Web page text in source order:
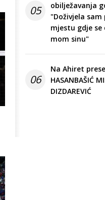
05
obilježavanja
"Doživjela sam
mjestu gdje se
mom sinu"
06
Na Ahiret
HASANBAŠIĆ
DIZDAREVIĆ